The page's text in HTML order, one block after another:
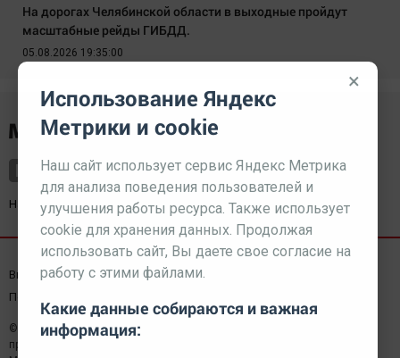
На дорогах Челябинской области в выходные пройдут
масштабные рейды ГИБДД.
05.08.2026 19:35:00
Наш партнерkurorty-sochi.ru
Выходные данные СМИ Реклама
Пользовательское соглашение
© 2026 МЕДИАЗАВОД — Сайт может содержать контент,
предназначенный для лиц 18+
×
Использование Яндекс
Метрики и cookie
Наш сайт использует сервис Яндекс Метрика
для анализа поведения пользователей и
улучшения работы ресурса. Также использует
cookie для хранения данных. Продолжая
использовать сайт, Вы даете свое согласие на
работу с этими файлами.
Какие данные собираются и важная
информация: